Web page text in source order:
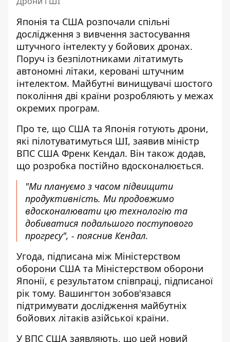
Японія та США розпочали спільні
дослідження з вивчення застосування
штучного інтелекту у бойових дронах.
Поруч із безпілотниками літатимуть
автономні літаки, керовані штучним
інтелектом. Майбутні винищувачі шостого
покоління дві країни розробляють у межах
окремих програм.
Про те, що США та Японія готують дрони,
які пілотуватимуться ШІ, заявив міністр
ВПС США Френк Кендал. Він також додав,
що розробка постійно вдосконалюється.
"Ми плануємо з часом підвищити
продуктивність. Ми продовжимо
вдосконалювати цю технологію та
добиватися подальшого поступового
прогресу", - пояснив Кендал.
Угода, підписана між Міністерством
оборони США та Міністерством оборони
Японії, є результатом співпраці, підписаної
рік тому. Вашингтон зобов'язався
підтримувати дослідження майбутніх
бойових літаків азійської країни.
У ВПС США заявляють, що цей новий